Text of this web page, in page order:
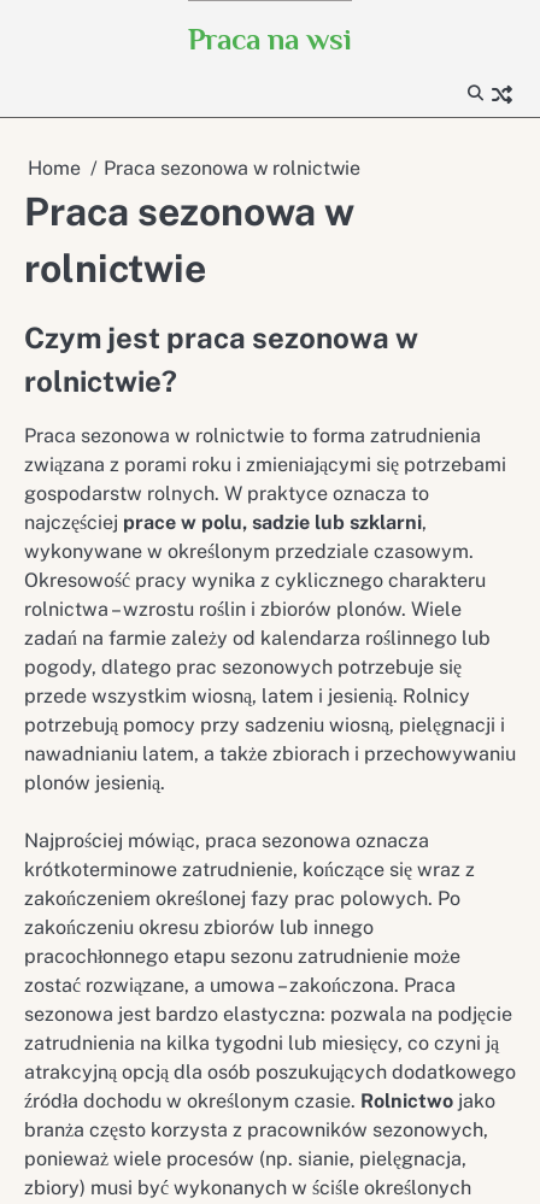
Praca na wsi
Home Praca sezonowa w rolnictwie
Praca sezonowa w
rolnictwie
Czym jest praca sezonowa w
rolnictwie?
Praca sezonowa w rolnictwie to forma zatrudnienia
związana z porami roku i zmieniającymi się potrzebami
gospodarstw rolnych. W praktyce oznacza to
najczęściej prace w polu, sadzie lub szklarni,
wykonywane w określonym przedziale czasowym.
Okresowość pracy wynika z cyklicznego charakteru
rolnictwa – wzrostu roślin i zbiorów plonów. Wiele
zadań na farmie zależy od kalendarza roślinnego lub
pogody, dlatego prac sezonowych potrzebuje się
przede wszystkim wiosną, latem i jesienią. Rolnicy
potrzebują pomocy przy sadzeniu wiosną, pielęgnacji i
nawadnianiu latem, a także zbiorach i przechowywaniu
plonów jesienią.
Najprościej mówiąc, praca sezonowa oznacza
krótkoterminowe zatrudnienie, kończące się wraz z
zakończeniem określonej fazy prac polowych. Po
zakończeniu okresu zbiorów lub innego
pracochłonnego etapu sezonu zatrudnienie może
zostać rozwiązane, a umowa – zakończona. Praca
sezonowa jest bardzo elastyczna: pozwala na podjęcie
zatrudnienia na kilka tygodni lub miesięcy, co czyni ją
atrakcyjną opcją dla osób poszukujących dodatkowego
źródła dochodu w określonym czasie. Rolnictwo jako
branża często korzysta z pracowników sezonowych,
ponieważ wiele procesów (np. sianie, pielęgnacja,
zbiory) musi być wykonanych w ściśle określonych